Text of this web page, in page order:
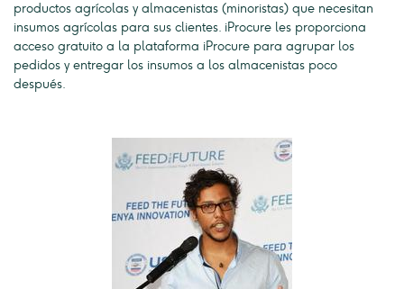
productos agrícolas y almacenistas (minoristas) que necesitan
insumos agrícolas para sus clientes. iProcure les proporciona
acceso gratuito a la plataforma iProcure para agrupar los
pedidos y entregar los insumos a los almacenistas poco
después.